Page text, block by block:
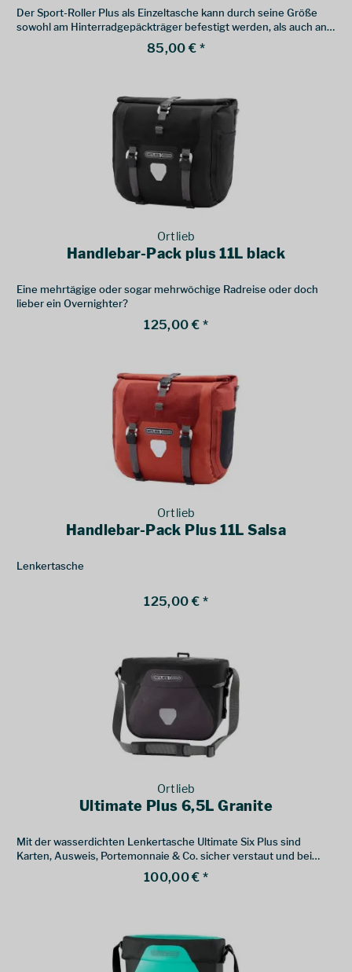
Der Sport-Roller Plus als Einzeltasche kann durch seine Größe
sowohl am Hinterradgepäckträger befestigt werden, als auch an
einem Lowrider-Gepäckträger am Vorderrad.
85,00 € *
Ortlieb
Handlebar-Pack plus 11L black
Eine mehrtägige oder sogar mehrwöchige Radreise oder doch
lieber ein Overnighter?
125,00 € *
Ortlieb
Handlebar-Pack Plus 11L Salsa
Lenkertasche
125,00 € *
Ortlieb
Ultimate Plus 6,5L Granite
Mit der wasserdichten Lenkertasche Ultimate Six Plus sind
Karten, Ausweis, Portemonnaie & Co. sicher verstaut und bei
100,00 € *